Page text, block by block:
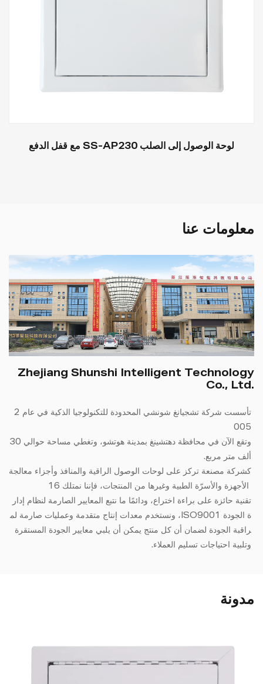
لوحة الوصول إلى الصلب SS-AP230 مع قفل الدفع
معلومات عنا
Zhejiang Shunshi Intelligent Technology
Co., Ltd.
تأسست شركة تشجيانغ شونشي المحدودة للتكنولوجيا الذكية في عام 2
005
وتقع الآن في محافظة دهتشينغ بمدينة هوتشو، وتغطي مساحة حوالي 30
ألف متر مربع.
كشركة مصنعة تركز على لوحات الوصول الراقية والمنافذ وأجزاء معالجة
الأجهزة والأسرّة الطبية وغيرها من المنتجات، فإننا نمتلك 16
تقنية حائزة على براءة اختراع، ودائمًا ما نتبع المعايير الصارمة لنظام إدار
ة الجودة ISO9001، ونستخدم معدات إنتاج متقدمة وعمليات صارمة لم
راقبة الجودة لضمان أن كل منتج يمكن أن يلبي معايير الجودة المستقرة
وتلبية احتياجات تسليم العملاء.
مدونة